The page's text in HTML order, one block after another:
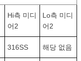
Hi측 미디
어2
Lo측 미디
어2
316SS 해당 없음